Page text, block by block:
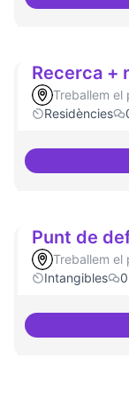
Recerca +
Treballem el
Residències
Punt de
Treballem el
Intangibles
0